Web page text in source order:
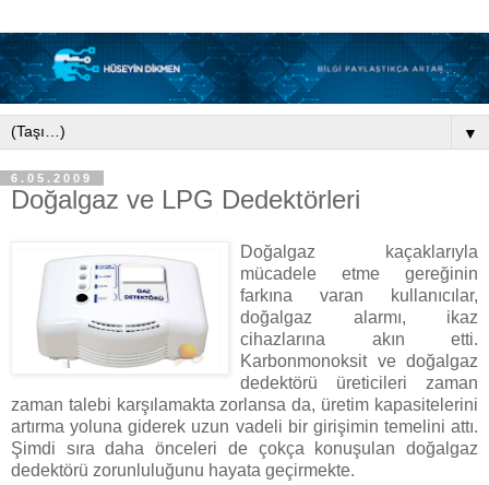
▼
6.05.2009
Doğalgaz ve LPG Dedektörleri
Doğalgaz kaçaklarıyla
mücadele etme gereğinin
farkına varan kullanıcılar,
doğalgaz alarmı, ikaz
cihazlarına akın etti.
Karbonmonoksit ve doğalgaz
dedektörü üreticileri zaman
zaman talebi karşılamakta zorlansa da, üretim kapasitelerini
artırma yoluna giderek uzun vadeli bir girişimin temelini attı.
Şimdi sıra daha önceleri de çokça konuşulan doğalgaz
dedektörü zorunluluğunu hayata geçirmekte.